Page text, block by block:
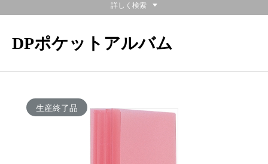
DPポケットアルバム
生産終了品
詳しく検索